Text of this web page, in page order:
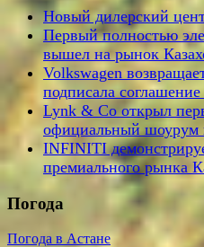
Новый дилерский
Первый полностью
вышел на рынок
Volkswagen
подписала
Lynk & Co открыл
официальный шоурум
INFINITI
премиального рынка
Погода
Погода в Астане